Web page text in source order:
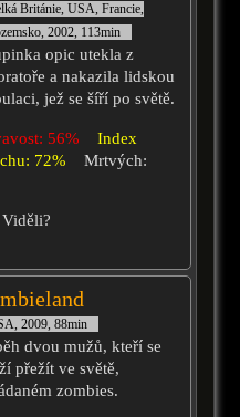
Británie, USA, Francie,
2002, 113min
opic utekla z
a nakazila lidskou
jež se šíří po světě.
56%
Index
72%
Mrtvých:
Viděli?
2009, 88min
dvou mužů, kteří se
přežít ve světě,
zombies.